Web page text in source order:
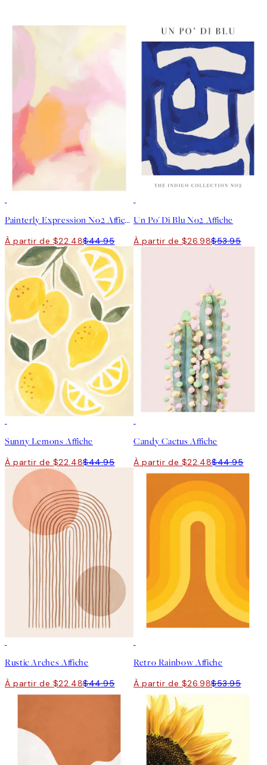
Painterly Expression No2 Affiche
À partir de $22.48$44.95
Un Po' Di Blu No2 Affiche
À partir de $26.98$53.95
Sunny Lemons Affiche
À partir de $22.48$44.95
Candy Cactus Affiche
À partir de $22.48$44.95
Rustic Arches Affiche
À partir de $22.48$44.95
Retro Rainbow Affiche
À partir de $26.98$53.95